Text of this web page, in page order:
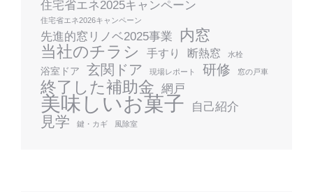
住宅省エネ2025キャンペーン
住宅省エネ2026キャンペーン
先進的窓リノベ2025事業 内窓
当社のチラシ 手すり 断熱窓 水栓
浴室ドア 玄関ドア 現場レポート 研修 窓の戸車
終了した補助金 網戸
美味しいお菓子 自己紹介
見学 鍵・カギ 風除室